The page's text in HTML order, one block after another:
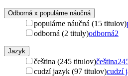
Odborná x populárne náučná
populárne náučná (15 titulov)
odborná (2 tituly)odborná2
Jazyk
čeština (245 titulov)čeština
cudzí jazyk (97 titulov)cudzí